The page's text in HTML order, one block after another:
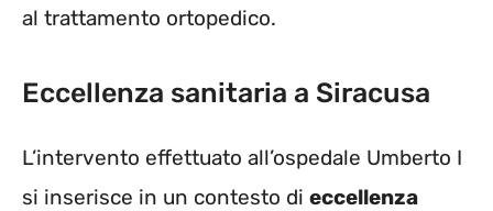
al trattamento ortopedico.
Eccellenza sanitaria a Siracusa
L’intervento effettuato all’ospedale Umberto I
si inserisce in un contesto di eccellenza